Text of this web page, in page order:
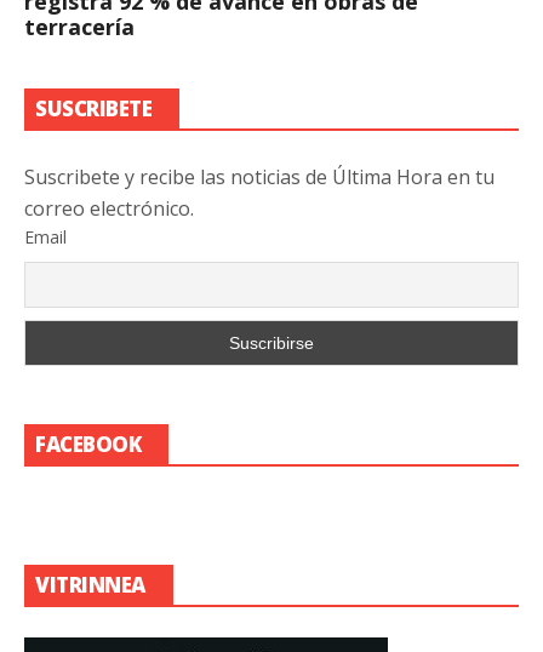
terracería
SUSCRIBETE
Suscribete y recibe las noticias de Última Hora en tu
correo electrónico.
Email
FACEBOOK
VITRINNEA